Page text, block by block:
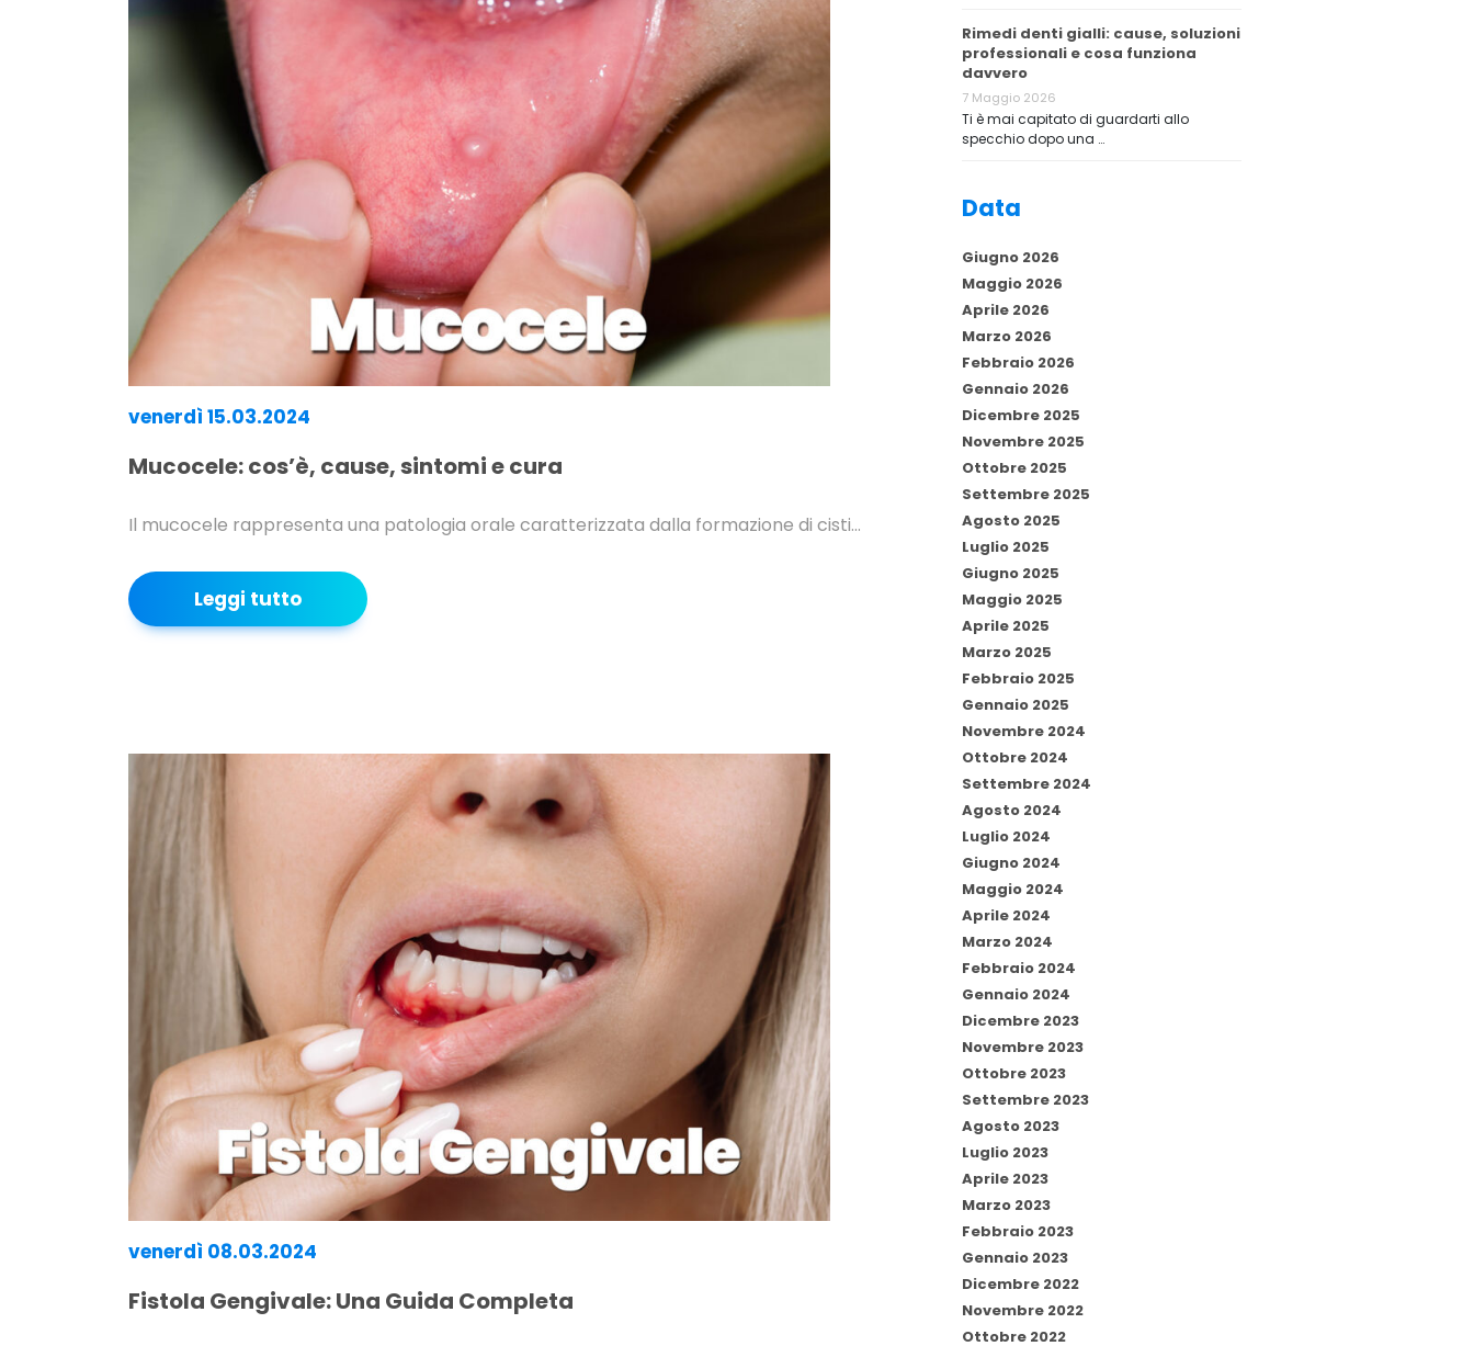
venerdì 15.03.2024
Mucocele: cos’è, cause, sintomi e cura
Il mucocele rappresenta una patologia orale caratterizzata dalla formazione di cisti…
Leggi tutto
venerdì 08.03.2024
Fistola Gengivale: Una Guida Completa
Rimedi denti gialli: cause, soluzioni
professionali e cosa funziona
davvero
7 Maggio 2026
Ti è mai capitato di guardarti allo
specchio dopo una …
Data
Giugno 2026
Maggio 2026
Aprile 2026
Marzo 2026
Febbraio 2026
Gennaio 2026
Dicembre 2025
Novembre 2025
Ottobre 2025
Settembre 2025
Agosto 2025
Luglio 2025
Giugno 2025
Maggio 2025
Aprile 2025
Marzo 2025
Febbraio 2025
Gennaio 2025
Novembre 2024
Ottobre 2024
Settembre 2024
Agosto 2024
Luglio 2024
Giugno 2024
Maggio 2024
Aprile 2024
Marzo 2024
Febbraio 2024
Gennaio 2024
Dicembre 2023
Novembre 2023
Ottobre 2023
Settembre 2023
Agosto 2023
Luglio 2023
Aprile 2023
Marzo 2023
Febbraio 2023
Gennaio 2023
Dicembre 2022
Novembre 2022
Ottobre 2022